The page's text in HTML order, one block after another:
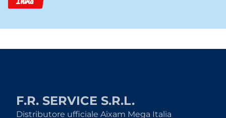
F.R. SERVICE S.R.L.
Distributore ufficiale Aixam Mega Italia